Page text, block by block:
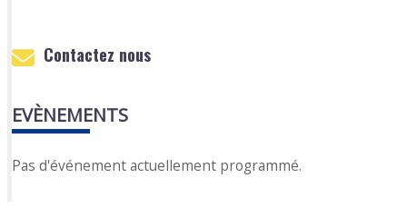
Contactez nous
EVÈNEMENTS
Pas d'événement actuellement programmé.